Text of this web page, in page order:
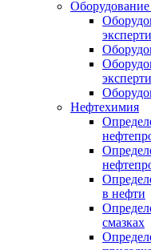
Нефтехимия
в нефти
смазках